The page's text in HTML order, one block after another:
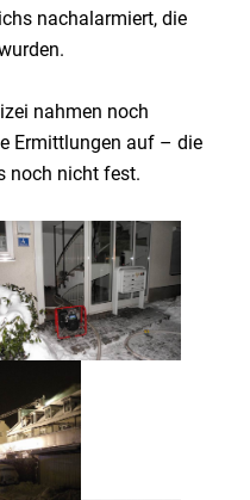
nachalarmiert, die
nahmen noch
Ermittlungen auf – die
noch nicht fest.